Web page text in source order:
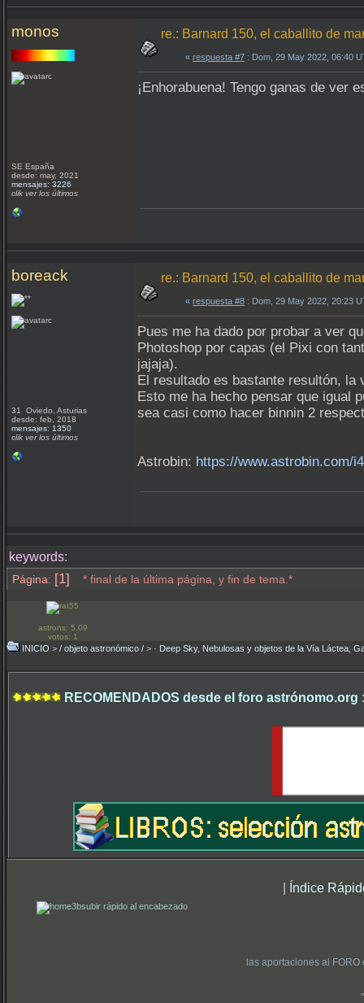
monos
SE España
desde: may, 2021
mensajes: 3226
clik ver los últimos
re.: Barnard 150, el caballito de
« respuesta #7 : Dom, 29 May 2022, 06:40
¡Enhorabuena! Tengo ganas de ver
boreack
31 Oviedo, Asturias
desde: feb, 2018
mensajes: 1350
clik ver los últimos
re.: Barnard 150, el caballito de
« respuesta #8 : Dom, 29 May 2022, 20:23
Pues me ha dado por probar a ver
Photoshop por capas (el Pixi con
jajaja).
El resultado es bastante resultón,
Esto me ha hecho pensar que igual
sea casi como hacer binnin 2
Astrobin: https://www.astrobin.com/
keywords:
Página: [1] * final de la última página, y fin de tema.*
astrons: 5.09
votos: 1
INICIO > / objeto astronómico / > · Deep Sky, Nebulosas y objetos de la Vía Láctea,
RECOMENDADOS desde el foro astrónomo.org
| Índice
subir rápido al encabezado
las aportaciones al